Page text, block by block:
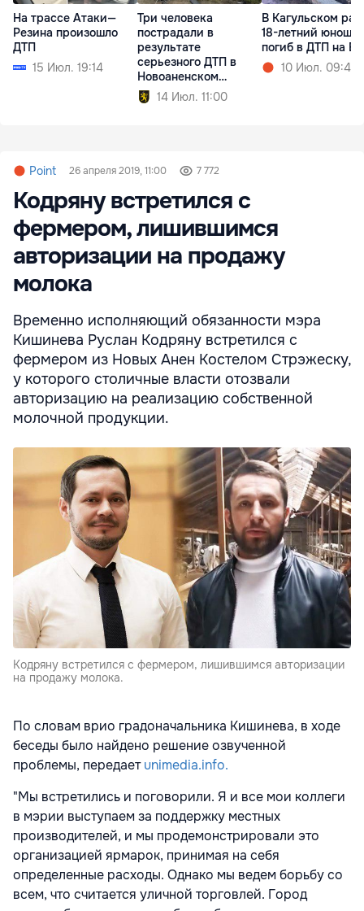
На трассе Атаки—
Резина произошло
ДТП
15 Июл. 19:14
Три человека
пострадали в
результате
серьезного ДТП в
Новоаненском
районе14 Июл. 11:00
В Кагульском
18-летний юноша
погиб в ДТП на
10 Июл. 09:44
Point 26 апреля 2019, 11:00 7 772
Кодряну встретился с
фермером, лишившимся
авторизации на продажу
молока
Временно исполняющий обязанности мэра
Кишинева Руслан Кодряну встретился с
фермером из Новых Анен Костелом Стрэжеску,
у которого столичные власти отозвали
авторизацию на реализацию собственной
молочной продукции.
Кодряну встретился с фермером, лишившимся авторизации
на продажу молока.
По словам врио градоначальника Кишинева, в ходе
беседы было найдено решение озвученной
проблемы, передаетunimedia.info.
"Мы встретились и поговорили. Я и все мои коллеги
в мэрии выступаем за поддержку местных
производителей, и мы продемонстрировали это
организацией ярмарок, принимая на себя
определенные расходы. Однако мы ведем борьбу со
всем, что считается уличной торговлей. Город